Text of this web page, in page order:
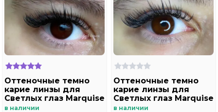
Оттеночные темно
карие линзы для
Светлых глаз Marquise
Solo Dark brown с
в наличии
Оттеночные темно
карие линзы для
Светлых глаз Marquise
Solo brown с
в наличии